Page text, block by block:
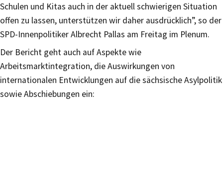
Schulen und Kitas auch in der aktuell schwierigen Situation
offen zu lassen, unterstützen wir daher ausdrücklich”, so der
SPD-Innenpolitiker Albrecht Pallas am Freitag im Plenum.
Der Bericht geht auch auf Aspekte wie
Arbeitsmarktintegration, die Auswirkungen von
internationalen Entwicklungen auf die sächsische Asylpolitik
sowie Abschiebungen ein: